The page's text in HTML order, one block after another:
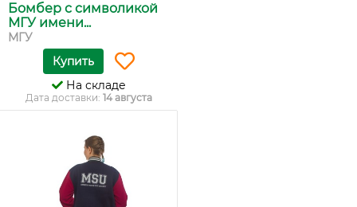
Бомбер с символикой
МГУ имени...
МГУ
Купить
На складе
Дата доставки: 14 августа